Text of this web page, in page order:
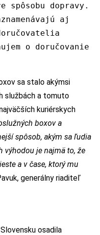
spôsobu dopravy.
aj
o doručovanie
sa stalo akýmsi
službách a tomuto
kuriérskych
boxov a
spôsob, akým sa ľudia
výhodou je najmä to, že
a v čase, ktorý mu
generálny riaditeľ
osadila